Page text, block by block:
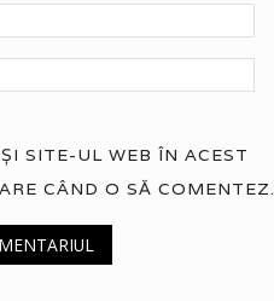
SITE-UL WEB ÎN ACEST
CÂND O SĂ COMENTEZ.